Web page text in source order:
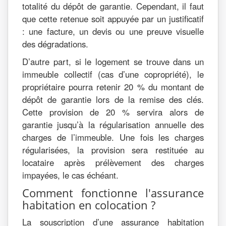
totalité du dépôt de garantie. Cependant, il faut
que cette retenue soit appuyée par un justificatif
: une facture, un devis ou une preuve visuelle
des dégradations.
D’autre part, si le logement se trouve dans un
immeuble collectif (cas d’une copropriété), le
propriétaire pourra retenir 20 % du montant de
dépôt de garantie lors de la remise des clés.
Cette provision de 20 % servira alors de
garantie jusqu’à la régularisation annuelle des
charges de l’immeuble. Une fois les charges
régularisées, la provision sera restituée au
locataire après prélèvement des charges
impayées, le cas échéant.
Comment fonctionne l'assurance
habitation en colocation ?
La souscription d’une assurance habitation